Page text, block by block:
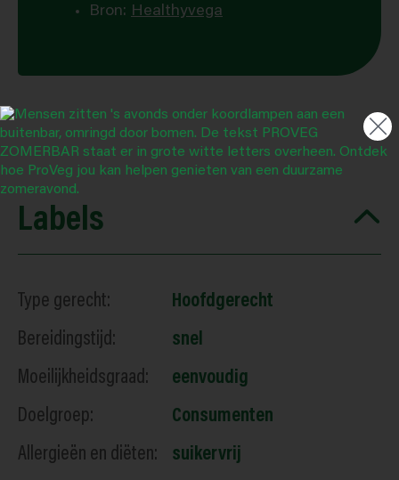
Bron: Healthyvega
Labels
Type gerecht:
Hoofdgerecht
Bereidingstijd:
snel
Moeilijkheidsgraad:
eenvoudig
Doelgroep:
Consumenten
Allergieën en diëten:
suikervrij